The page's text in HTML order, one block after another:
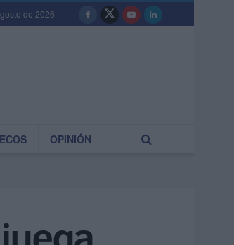
de 2026
OPINIÓN